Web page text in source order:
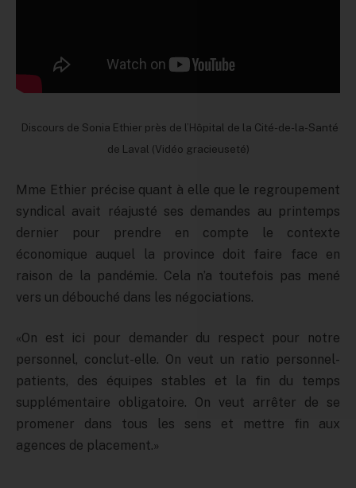
Discours de Sonia Ethier près de l’Hôpital de la Cité-de-la-Santé
de Laval (Vidéo gracieuseté)
Mme Ethier précise quant à elle que le regroupement
syndical avait réajusté ses demandes au printemps
dernier pour prendre en compte le contexte
économique auquel la province doit faire face en
raison de la pandémie. Cela n’a toutefois pas mené
vers un débouché dans les négociations.
«On est ici pour demander du respect pour notre
personnel, conclut-elle. On veut un ratio personnel-
patients, des équipes stables et la fin du temps
supplémentaire obligatoire. On veut arrêter de se
promener dans tous les sens et mettre fin aux
agences de placement.»